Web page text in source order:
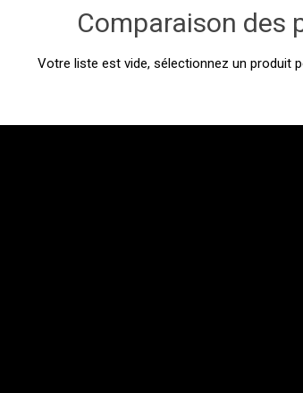
Comparaison des
Votre liste est vide, sélectionnez un produit